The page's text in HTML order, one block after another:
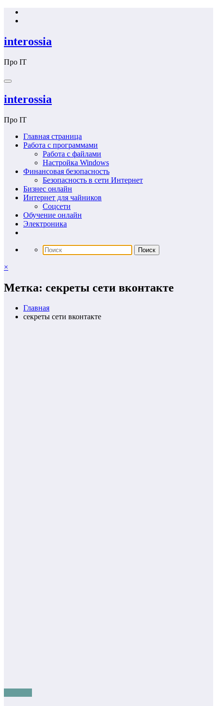
Перейти
interossia
Про IT
interossia
Про IT
Главная страница
Работа с программами
Работа с файлами
Настройка Windows
Финансовая безопасность
Безопасность в сети Интернет
Бизнес онлайн
Интернет для чайников
Соцсети
Обучение онлайн
Электроника
×
Метка: секреты сети вконтакте
Главная
секреты сети вконтакте